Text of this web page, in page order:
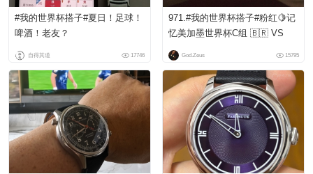
#我的世界杯搭子#夏日！足球！
啤酒！老友？
自得其道 17746
971.#我的世界杯搭子#粉红🍋记
忆美加墨世界杯C组 🇧🇷 VS
🇲🇨
God.Zeus 15795